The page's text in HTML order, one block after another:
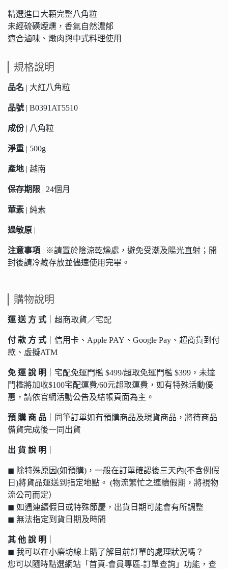
精選進口大顆完整八角粒
未經硫磺煙燻，香氣自然濃郁
適合滷味、燉肉與中式料理使用
規格說明
品名 | 大紅八角粒
品號 | B0391AT5510
成份 | 八角粒
淨重 | 500g
產地 | 越南
保存期限 | 24個月
葷素 | 純素
過敏原 |
注意事項 | ※請置於陰涼乾燥處，避免受潮及陽光直射；開
封後請冷藏存放並儘速使用完畢。
購物說明
運 送 方 式 ｜超商取貨／宅配
付 款 方 式 ｜信用卡、Apple PAY、Google Pay、超商貨到付
款、虛擬ATM
免 運 說 明
｜宅配免運門檻 $499/超取免運門檻 $399，未達
門檻將加收$100宅配運費/60元超取運費，如有特殊活動優
惠，請依官網活動公告及結帳頁面為主。
預 購 商 品 ｜同筆訂單如有預購商品及現貨商品，將待商品
備貨完成後一同出貨
出 貨 說 明
◼︎ 除特殊原因(如預購)，一般在訂單確認後三天內(不含例假
日)將貨品運送到指定地點。 (物流繁忙之連續假期，將視物
流公司而定）
◼︎ 如遇連續假日或特殊節慶，出貨日期可能會有所調整
◼︎ 無法指定到貨日期及時間
其 他 說 明
◼︎ 我可以在小磨坊線上購了解目前訂單的處理狀況嗎？
您可以隨時點選網站「首頁-會員專區-訂單查詢」功能，查